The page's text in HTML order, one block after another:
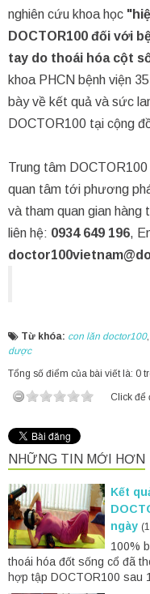
nghiên cứu khoa học
DOCTOR100 đối với
tay do thoái hóa cột
khoa PHCN bệnh viện
bày về kết quả và sức
DOCTOR100 tại cộng
Trung tâm
quan tâm tới phương
và tham quan gian hàng
liên hệ: 0934 649 196,
Từ khóa: con lăn doctor100,
dược
Tổng số điểm của bài viết là: 0
Click để
NHỮNG TIN MỚI HƠN
Kết
ngày
100%
thoái hóa đốt sống cổ đã
hợp tập DOCTOR100 sau